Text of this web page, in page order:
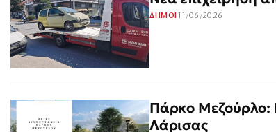
ΔΗΜΟΙ 11/06/2026
Πάρκο Μεζούρλο:
Λάρισας